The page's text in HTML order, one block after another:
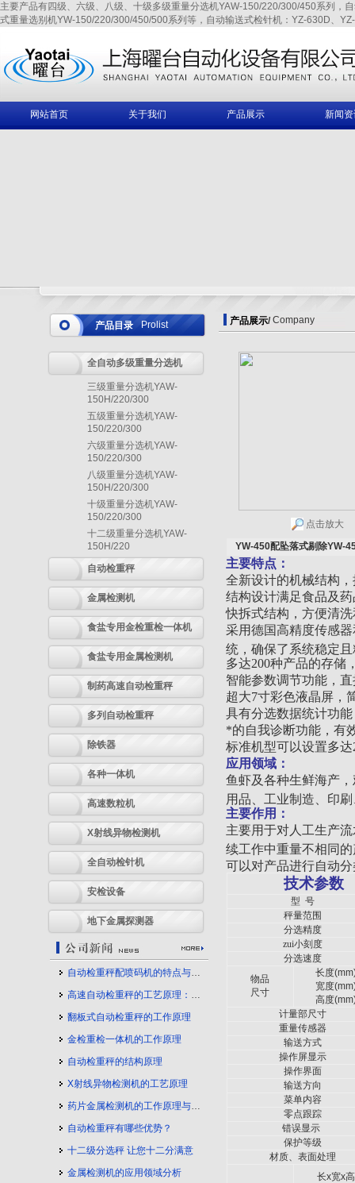
主要产品有四级、六级、八级、十级多级重量分选机YAW-150/220/300/450系列
式重量选别机YW-150/220/300/450/500系列等，自动输送式检针机：YZ-630D、
网站首页 关于我们 产品展示 新闻
产品目录 Prolist
全自动多级重量分选机
三级重量分选机YAW-
150H/220/300
五级重量分选机YAW-
150/220/300
六级重量分选机YAW-
150/220/300
八级重量分选机YAW-
150H/220/300
十级重量分选机YAW-
150/220/300
十二级重量分选机YAW-
150H/220
自动检重秤
金属检测机
食盐专用金检重检一体机
食盐专用金属检测机
制药高速自动检重秤
多列自动检重秤
除铁器
各种一体机
高速数粒机
X射线异物检测机
全自动检针机
安检设备
地下金属探测器
自动检重秤配喷码机的特点与应用
高速自动检重秤的工艺原理：守护产品质量的幕后力量
翻板式自动检重秤的工作原理
金检重检一体机的工作原理
自动检重秤的结构原理
X射线异物检测机的工艺原理
药片金属检测机的工作原理与工艺流程
自动检重秤有哪些优势？
十二级分选秤 让您十二分满意
金属检测机的应用领域分析
产品展示/ Company
点击放大
YW-450配坠落式剔除YW-
主要特点：
全新设计的机械结构
结构设计满足食品及
快拆式结构，方便清
采用德国高精度传感
统，确保了系统稳定
多达200种产品的存储
智能参数调节功能，
超大7寸彩色液晶屏，
具有分选数据统计功
*的自我诊断功能，有
标准机型可以设置多
应用领域：
鱼虾及各种生鲜海产
用品、工业制造、印
主要作用：
主要用于对人工生产
续工作中重量不相同
可以对产品进行自动
技术参数
型 号
秤量范围
分选精度
zui小刻度
分选速度
物品
尺寸
长度
宽度
高度
计量部尺寸
重量传感器
输送方式
操作屏显示
操作界面
输送方向
菜单内容
零点跟踪
错误显示
保护等级
材质、表面处理
长x宽x高